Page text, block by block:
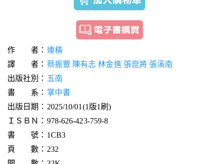
作 者： 連橫
譯 者： 蔡振豐 陳有志 林金進 張崑將 張溪南
出版社別： 五南
書 系： 掌中書
出版日期：2025/10/01(1版1刷)
ＩＳＢＮ：978-626-423-759-8
書 號：1CB3
頁 數：232